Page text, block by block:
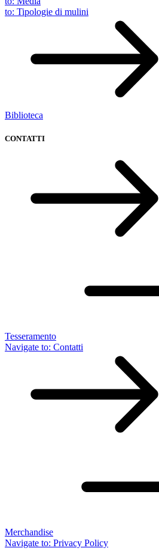
to: Tipologie di mulini
Biblioteca
CONTATTI
Tesseramento
Navigate to: Contatti
Merchandise
Navigate to: Privacy Policy